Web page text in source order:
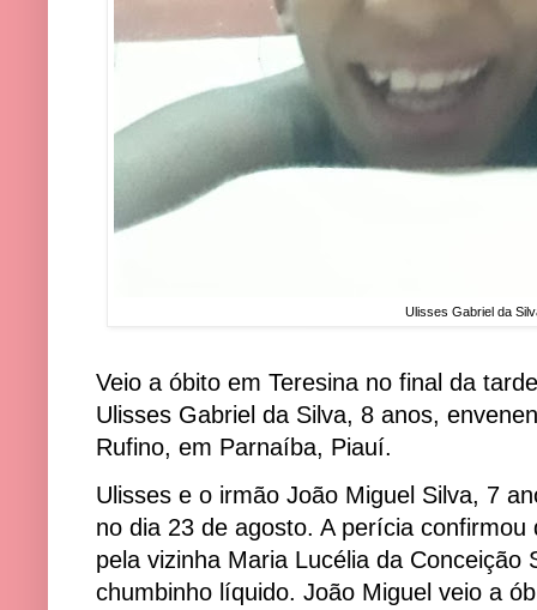
Ulisses Gabriel da
Veio a óbito em Teresina no final da
Ulisses Gabriel da Silva, 8 anos,
Rufino, em Parnaíba, Piauí.
Ulisses e o irmão João Miguel Silva, 7
no dia 23 de agosto. A perícia
pela vizinha Maria Lucélia da Conceição
chumbinho líquido. João Miguel veio a